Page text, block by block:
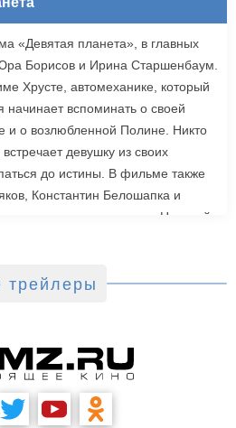
«Девятая планета», в главных
Борисов и Ирина Старшенбаум.
Хрусте, автомеханике, который
начинает вспоминать о своей
и о возлюбленной Полине. Никто
девушку из своих
до истины. В фильме также
Константин Белошапка и
картины выступил Николай
трейлеры